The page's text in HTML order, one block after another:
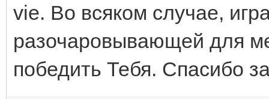
vie. Во всяком случае,
разочаровывающей для
победить Тебя. Спасибо